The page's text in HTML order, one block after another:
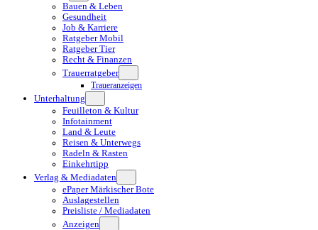
Bauen & Leben
Gesundheit
Job & Karriere
Ratgeber Mobil
Ratgeber Tier
Recht & Finanzen
Trauerratgeber
Traueranzeigen
Unterhaltung
Feuilleton & Kultur
Infotainment
Land & Leute
Reisen & Unterwegs
Radeln & Rasten
Einkehrtipp
Verlag & Mediadaten
ePaper Märkischer Bote
Auslagestellen
Preisliste / Mediadaten
Anzeigen